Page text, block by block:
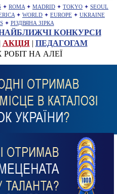
✦ ROMA ✦ MADRID ✦ TOKYO ✦ SEOUL
✦ WORLD ✦ EUROPE ✦ UKRAINE
✦ РІЗДВЯНА ЗІРКА
КОНКУРСИ
АКЦІЯ| ПЕДАГОГАМ
НА АЛЕЇ